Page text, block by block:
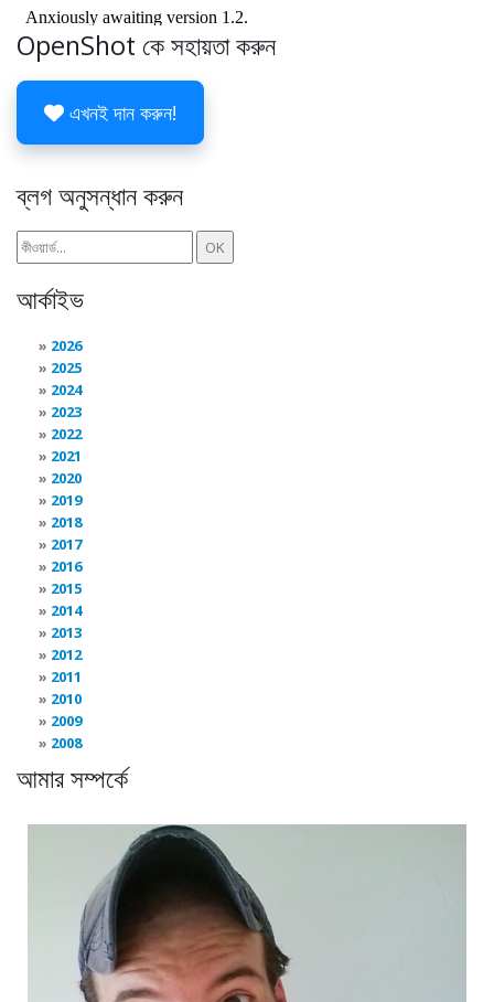
OpenShot কে সহায়তা করুন
এখনই দান করুন!
ব্লগ অনুসন্ধান করুন
আর্কাইভ
2026
2025
2024
2023
2022
2021
2020
2019
2018
2017
2016
2015
2014
2013
2012
2011
2010
2009
2008
আমার সম্পর্কে